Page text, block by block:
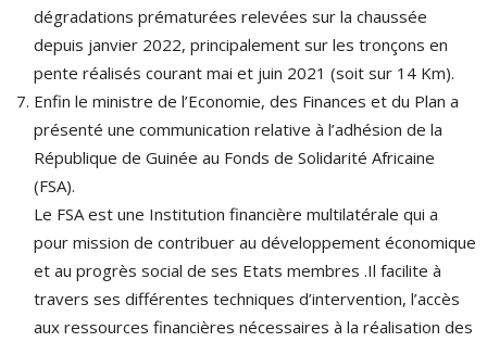
dégradations prématurées relevées sur la chaussée
depuis janvier 2022, principalement sur les tronçons en
pente réalisés courant mai et juin 2021 (soit sur 14 Km).
Enfin le ministre de l’Economie, des Finances et du Plan a
présenté une communication relative à l’adhésion de la
République de Guinée au Fonds de Solidarité Africaine
(FSA).
Le FSA est une Institution financière multilatérale qui a
pour mission de contribuer au développement économique
et au progrès social de ses Etats membres .Il facilite à
travers ses différentes techniques d’intervention, l’accès
aux ressources financières nécessaires à la réalisation des